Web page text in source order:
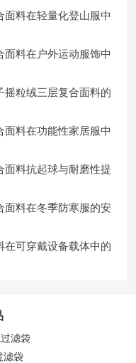
料在轻量化登山服中
料在户外运动服饰中
摇粒绒三层复合面料的
料在功能性家居服中
面料抗起球与耐磨性提
面料在冬季防寒服的安
在可穿戴设备载体中的
滤袋
滤袋